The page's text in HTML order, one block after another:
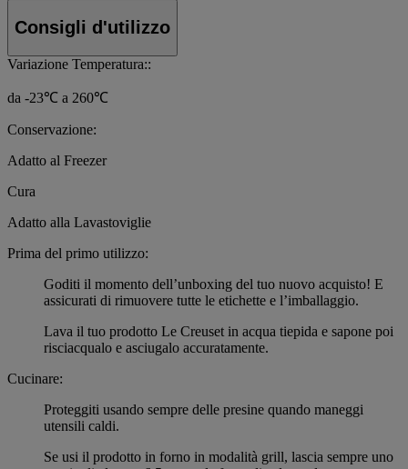
Consigli d'utilizzo
Variazione Temperatura::
da -23℃ a 260℃
Conservazione:
Adatto al Freezer
Cura
Adatto alla Lavastoviglie
Prima del primo utilizzo:
Goditi il momento dell’unboxing del tuo nuovo acquisto! E
assicurati di rimuovere tutte le etichette e l’imballaggio.
Lava il tuo prodotto Le Creuset in acqua tiepida e sapone poi
risciacqualo e asciugalo accuratamente.
Cucinare:
Proteggiti usando sempre delle presine quando maneggi
utensili caldi.
Se usi il prodotto in forno in modalità grill, lascia sempre uno